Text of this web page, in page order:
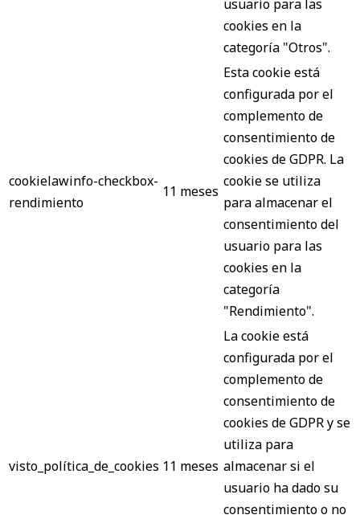
usuario para las
cookies en la
categoría "Otros".
cookielawinfo-checkbox-
rendimiento
11 meses
Esta cookie está
configurada por el
complemento de
consentimiento de
cookies de GDPR. La
cookie se utiliza
para almacenar el
consentimiento del
usuario para las
cookies en la
categoría
"Rendimiento".
visto_política_de_cookies 11 meses
La cookie está
configurada por el
complemento de
consentimiento de
cookies de GDPR y se
utiliza para
almacenar si el
usuario ha dado su
consentimiento o no